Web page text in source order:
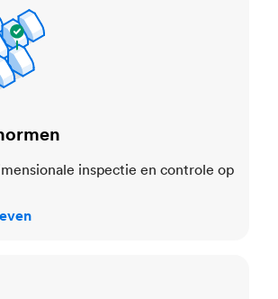
inspectie en controle op